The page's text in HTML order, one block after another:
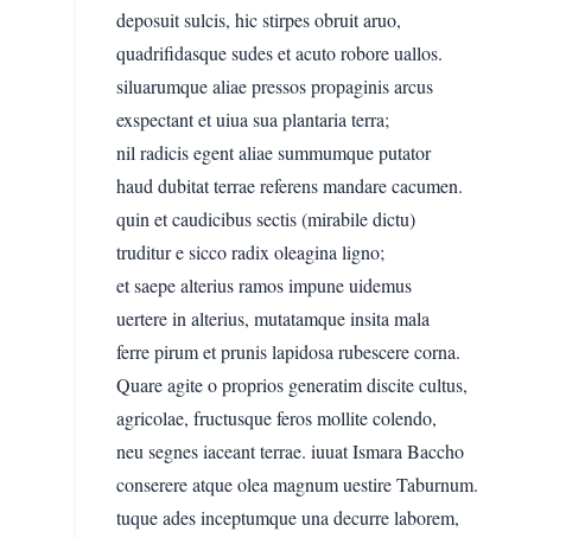
deposuit sulcis, hic stirpes obruit aruo,
quadrifidasque sudes et acuto robore uallos.
siluarumque aliae pressos propaginis arcus
exspectant et uiua sua plantaria terra;
nil radicis egent aliae summumque putator
haud dubitat terrae referens mandare cacumen.
quin et caudicibus sectis (mirabile dictu)
truditur e sicco radix oleagina ligno;
et saepe alterius ramos impune uidemus
uertere in alterius, mutatamque insita mala
ferre pirum et prunis lapidosa rubescere corna.
Quare agite o proprios generatim discite cultus,
agricolae, fructusque feros mollite colendo,
neu segnes iaceant terrae. iuuat Ismara Baccho
conserere atque olea magnum uestire Taburnum.
tuque ades inceptumque una decurre laborem,